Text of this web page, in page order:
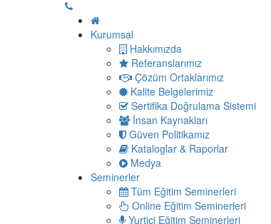
Kurumsal
Hakkımızda
Referanslarımız
Çözüm Ortaklarımız
Kalite Belgelerimiz
Sertifika Doğrulama Sistemi
İnsan Kaynakları
Güven Politikamız
Kataloglar & Raporlar
Medya
Seminerler
Tüm Eğitim Seminerleri
Online Eğitim Seminerleri
Yurtiçi Eğitim Seminerleri